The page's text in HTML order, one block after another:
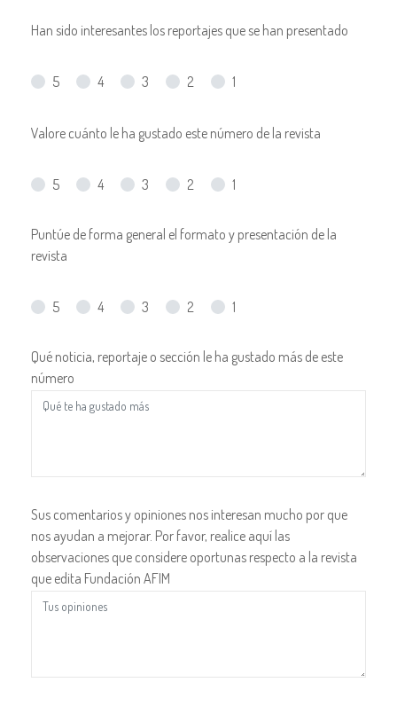
Han sido interesantes los reportajes que se han presentado
5 4 3 2 1
Valore cuánto le ha gustado este número de la revista
5 4 3 2 1
Puntúe de forma general el formato y presentación de la
revista
5 4 3 2 1
Qué noticia, reportaje o sección le ha gustado más de este
número
Sus comentarios y opiniones nos interesan mucho por que
nos ayudan a mejorar. Por favor, realice aquí las
observaciones que considere oportunas respecto a la revista
que edita Fundación AFIM